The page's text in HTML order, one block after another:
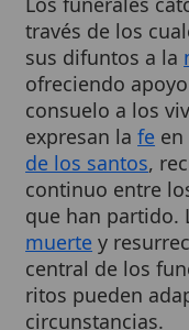
sus difuntos a la
ofreciendo apoyo
consuelo a los
expresan la feen
de los santos,
continuo entre los
que han partido.
muertey
central de los
ritos pueden
circunstancias.